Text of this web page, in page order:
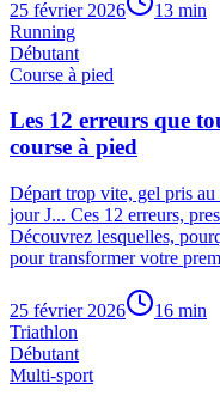
25 février 2026 13 min
Running
Débutant
Course à pied
Les 12 erreurs que
course à pied
Départ trop vite, gel pris au
jour J... Ces 12 erreurs,
Découvrez lesquelles,
pour transformer votre
25 février 2026 16 min
Triathlon
Débutant
Multi-sport